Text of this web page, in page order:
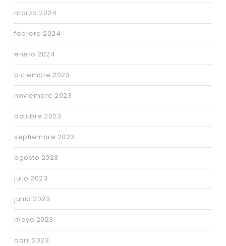
marzo 2024
febrero 2024
enero 2024
diciembre 2023
noviembre 2023
octubre 2023
septiembre 2023
agosto 2023
julio 2023
junio 2023
mayo 2023
abril 2023